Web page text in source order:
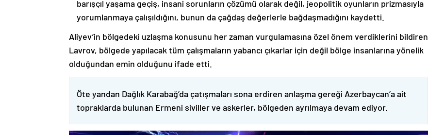
barışçıl yaşama geçiş, insani sorunların çözümü olarak değil, jeopolitik oyunların prizmasıyla
yorumlanmaya çalışıldığını, bunun da çağdaş değerlerle bağdaşmadığını kaydetti.
Aliyev’in bölgedeki uzlaşma konusunu her zaman vurgulamasına özel önem verdiklerini bildiren
Lavrov, bölgede yapılacak tüm çalışmaların yabancı çıkarlar için değil bölge insanlarına yönelik
olduğundan emin olduğunu ifade etti.
Öte yandan Dağlık Karabağ’da çatışmaları sona erdiren anlaşma gereği Azerbaycan’a ait
topraklarda bulunan Ermeni siviller ve askerler, bölgeden ayrılmaya devam ediyor.